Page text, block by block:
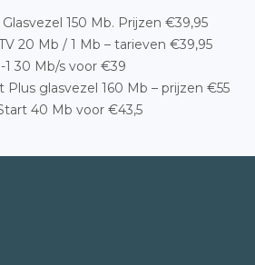
150 Mb. Prijzen €39,95
20 Mb / 1 Mb – tarieven €39,95
1 30 Mb/s voor €39
Plus glasvezel 160 Mb – prijzen €55
40 Mb voor €43,5